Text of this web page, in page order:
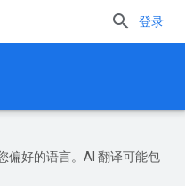
登录
偏好的语言。AI 翻译可能包